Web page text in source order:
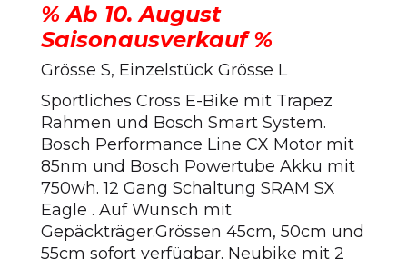
% Ab 10. August
Saisonausverkauf %
Grösse S, Einzelstück Grösse L
Sportliches Cross E-Bike mit Trapez
Rahmen und Bosch Smart System.
Bosch Performance Line CX Motor mit
85nm und Bosch Powertube Akku mit
750wh. 12 Gang Schaltung SRAM SX
Eagle . Auf Wunsch mit
Gepäckträger.Grössen 45cm, 50cm und
55cm sofort verfügbar. Neubike mit 2